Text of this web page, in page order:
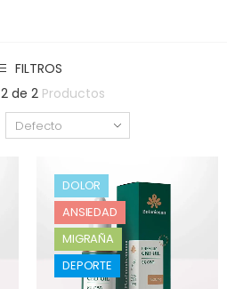
FILTROS
2 de 2 Productos
DOLOR
ANSIEDAD
MIGRAÑA
INSOMIO
DEPORTE